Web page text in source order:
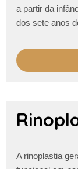
a partir da
dos sete anos
A rinoplastia